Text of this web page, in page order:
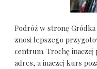
Podróż w stronę
znosi lepszego
centrum. Trochę
adres, a inaczej kurs